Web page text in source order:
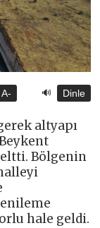
A- 🔊 Dinle
altyapı
Bölgenin
hale geldi.